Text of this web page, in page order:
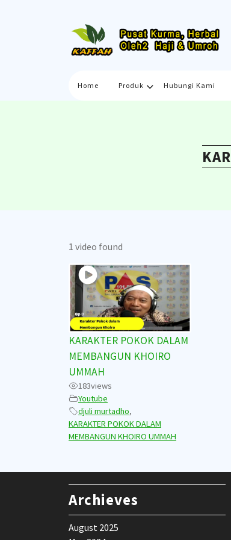
Home Produk Hubungi Kami
1 video found
KARAKTER POKOK DALAM
MEMBANGUN KHOIRO
UMMAH
183views
Youtube
djuli murtadho,
KARAKTER POKOK DALAM
MEMBANGUN KHOIRO UMMAH
Archieves
August 2025